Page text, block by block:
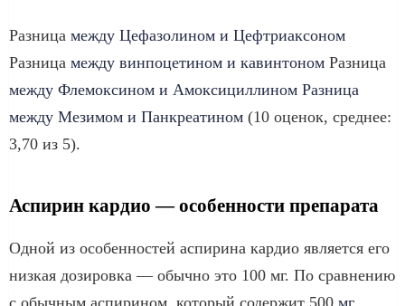
Разница между Цефазолином и Цефтриаксоном
Разница между винпоцетином и кавинтоном Разница
между Флемоксином и Амоксициллином Разница
между Мезимом и Панкреатином (10 оценок, среднее:
3,70 из 5).
Аспирин кардио — особенности препарата
Одной из особенностей аспирина кардио является его
низкая дозировка — обычно это 100 мг. По сравнению
с обычным аспирином, который содержит 500 мг